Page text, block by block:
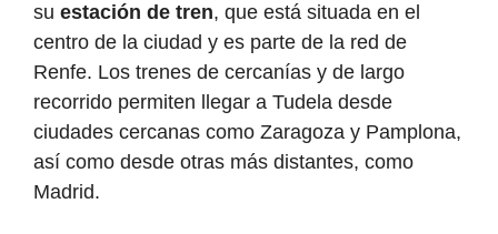
su estación de tren, que está situada en el
centro de la ciudad y es parte de la red de
Renfe. Los trenes de cercanías y de largo
recorrido permiten llegar a Tudela desde
ciudades cercanas como Zaragoza y Pamplona,
así como desde otras más distantes, como
Madrid.